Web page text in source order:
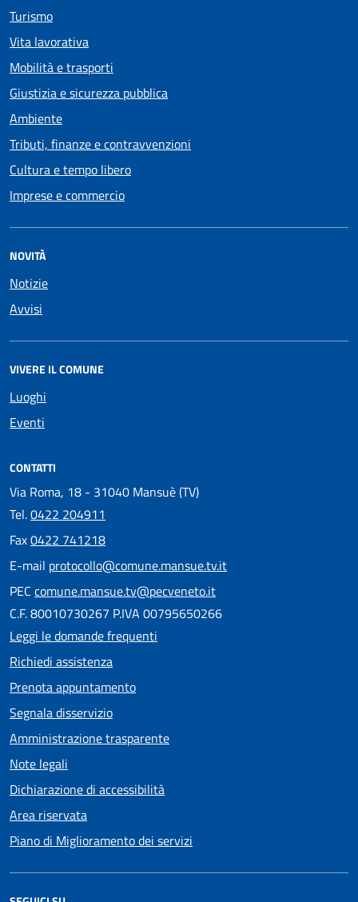
Turismo
Vita lavorativa
Mobilità e trasporti
Giustizia e sicurezza pubblica
Ambiente
Tributi, finanze e contravvenzioni
Cultura e tempo libero
Imprese e commercio
NOVITÀ
Notizie
Avvisi
VIVERE IL COMUNE
Luoghi
Eventi
CONTATTI
Via Roma, 18 - 31040 Mansuè (TV)
Tel.0422 204911
Fax0422 741218
E-mail protocollo@comune.mansue.tv.it
PEC comune.mansue.tv@pecveneto.it
C.F. 80010730267 P.IVA 00795650266
Leggi le domande frequenti
Richiedi assistenza
Prenota appuntamento
Segnala disservizio
Amministrazione trasparente
Note legali
Dichiarazione di accessibilità
Area riservata
Piano di Miglioramento dei servizi